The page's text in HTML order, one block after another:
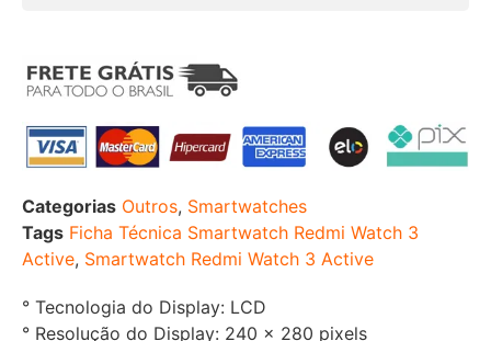
Categorias Outros, Smartwatches
Tags Ficha Técnica Smartwatch Redmi Watch 3
Active, Smartwatch Redmi Watch 3 Active
° Tecnologia do Display: LCD
° Resolução do Display: 240 x 280 pixels